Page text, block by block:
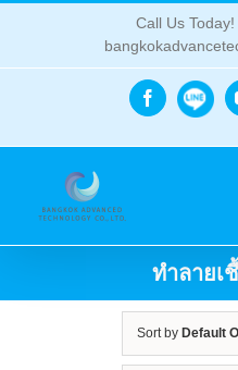
Call Us
Facebook
Line
ทำลายเ
Sort by Default